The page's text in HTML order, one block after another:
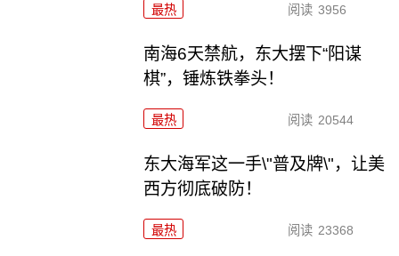
最热 阅读 3956
南海6天禁航，东大摆下“阳谋
棋”，锤炼铁拳头！
最热 阅读 20544
东大海军这一手\"普及牌\"，让美
西方彻底破防！
最热 阅读 23368